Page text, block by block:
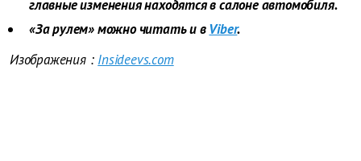
главные изменения находятся в салоне автомобиля.
«За рулем» можно читать и вViber.
Изображения : Insideevs.com